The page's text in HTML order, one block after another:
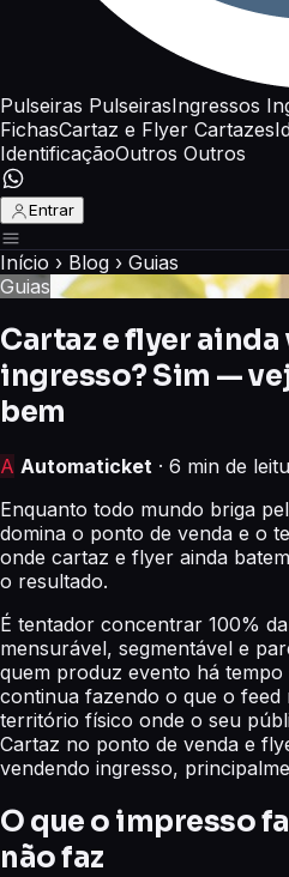
Pulseiras PulseirasIngressos
FichasCartaz e Flyer Cartazes
IdentificaçãoOutros Outros
Entrar
Início › Blog › Guias
Guias
Cartaz e flyer ainda
ingresso? Sim —
bem
A Automaticket · 6 min de
Enquanto todo mundo briga
domina o ponto de venda e o
onde cartaz e flyer ainda
o resultado.
É tentador concentrar 100%
mensurável, segmentável e
quem produz evento há tempo
continua fazendo o que o
território físico onde o seu
Cartaz no ponto de venda e
vendendo ingresso,
O que o impresso
não faz